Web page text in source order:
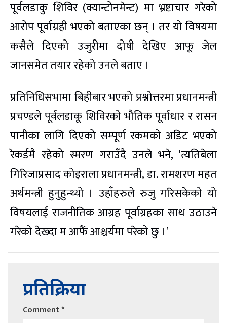
पूर्वलडाकु शिविर (क्यान्टोनमेन्ट) मा भ्रष्टाचार गरेको
आरोप पूर्वाग्रही भएको बताएका छन् । तर यो विषयमा
कसैले दिएको उजुरीमा दोषी देखिए आफू जेल
जानसमेत तयार रहेको उनले बताए ।
प्रतिनिधिसभामा बिहीबार भएको प्रश्नोत्तरमा प्रधानमन्त्री
प्रचण्डले पूर्वलडाकू शिविरको भौतिक पूर्वाधार र रासन
पानीका लागि दिएको सम्पूर्ण रकमको अडिट भएको
रेकर्डमै रहेको स्मरण गराउँदै उनले भने, ‘त्यतिबेला
गिरिजाप्रसाद कोइराला प्रधानमन्त्री, डा. रामशरण महत
अर्थमन्त्री हुनुहुन्थ्यो । उहाँहरुले रुजु गरिसकेको यो
विषयलाई राजनीतिक आग्रह पूर्वाग्रहका साथ उठाउने
गरेको देख्दा म आफैं आश्चर्यमा परेको छु ।’
प्रतिक्रिया
Comment*